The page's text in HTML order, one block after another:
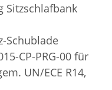
Sitzschlafbank
Schublade
CP-PRG-00 für
UN/ECE R14,